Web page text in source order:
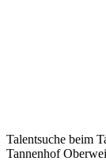
Talentsuche beim
Tannenhof